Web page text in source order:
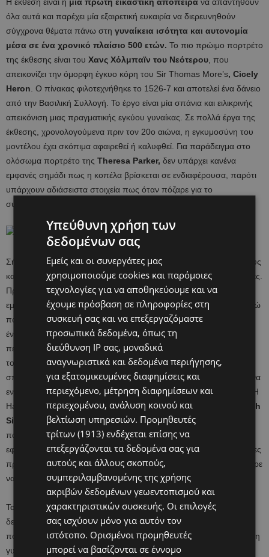
όλα αυτά και παρέχει μία εξαιρετική ευκαιρία να διερευνηθούν
σύγχρονα θέματα πάνω στη γυναίκεια ισότητα και αυτονομία
μέσα σε ένα χρονικό πλαίσιο 500 ετών. Το πιο πρώιμο πορτρέτο
της έκθεσης είναι του Χανς Χόλμπαϊν του Νεότερου , που
απεικονίζει την όμορφη έγκυο κόρη του Sir Thomas More’s, Cicely
Heron . Ο πίνακας φιλοτεχνήθηκε το 1526-7 και αποτελεί ένα δάνειο
από την Βασιλική Συλλογή. Το έργο είναι μία σπάνια και ειλικρινής
απεικόνιση μιας πραγματικής εγκύου γυναίκας. Σε πολλά έργα της
έκθεσης, χρονολογούμενα πριν τον 20ο αιώνα, η εγκυμοσύνη του
μοντέλου έχει σκόπιμα αφαιρεθεί ή καλυφθεί. Για παράδειγμα στο
ολόσωμα πορτρέτο της Theresa Parker, δεν υπάρχει κανένα
εμφανές σημάδι πως η κοπέλα βρίσκεται σε ενδιαφέρουσα, παρότι
υπάρχουν αδιάσειστα στοιχεία πως όταν πόζαρε για το
συγκεκριμένο έργο βρισκόταν σε προχωρημένη εγκυμοσύνη.
Σήμερα, οι γυναίκες έχουν πρόσβαση σε αντισυλληπτικές μεθόδους
και μπορούν να προγραμματίσουν αν ή και πότε θα μείνουν έγκυες.
Πριν την δεκαετία του 1960 πολλές γυναίκες –μεταξύ γάμου και
εμμηνόπαυσης- είχαν ζήσει έναν μεγάλο αριθμό εγκυμοσυνών, ενώ
παράλληλα ο φόβος του θανάτου κατά τον τοκετό ήταν πολύ
έντονος. Πράγματι ήταν συχνό φαινόμενο για μια γυναίκα να
πεθαίνει ενώ έφερνε το παιδί της στον κόσμο. Μέχρι και τις αρχές
του 20ου αιώνα, οι περισσότερες γεννήσεις λάμβαναν χώρο στο
σπίτι, όπου και παρευρίσκονταν διάφορα μέλη της οικογένειας. Ένα
εντυπωσιακό πορτρέτο φιλοτεχνημένο 1814 από τον ζωγράφο G H
Harlow, απεικονίζει την διάσημη -για την εποχή της- ηθοποιό
Sarah
Siddons,
ενώ υποδύεται την Λαίδη Μακμπέθ στο θέατρο και
παράλληλα βρίσκεται σε ενδιαφέρουσα. Η Siddons ήταν μητέρα
εφτά παιδιών. Η γυναίκα ανέβαινε στην σκηνή ακόμα και λίγες μέρες
πριν τον τελευταίο της τοκετό, από τον οποίο ωστόσο δεν κατάφερε
να επιβιώσει.
Το πορτρέτα της Ελισαβετιανής και Ιακωβιανής εποχής που
δείχνουν γυναίκες με εμφανή σημάδια εγκυμοσύνης, όπως το
πορτρέτο τουMarcus Gheeraerts II,που απεικονίζει μία άγνωστη
γυναίκα σε προχωρημένο στάδιο εγκυμοσύνης, εμφανίστηκαν την
Υπεύθυνη χρήση των
δεδομένων σας
Εμείς και οι συνεργάτες μας
χρησιμοποιούμε cookies και παρόμοιες
τεχνολογίες για να αποθηκεύουμε και να
έχουμε πρόσβαση σε πληροφορίες στη
συσκευή σας και να επεξεργαζόμαστε
προσωπικά δεδομένα, όπως τη
διεύθυνση IP σας, μοναδικά
αναγνωριστικά και δεδομένα περιήγησης,
για εξατομικευμένες διαφημίσεις και
περιεχόμενο, μέτρηση διαφημίσεων και
περιεχομένου, ανάλυση κοινού και
βελτίωση υπηρεσιών. Προμηθευτές
τρίτων (1913) ενδέχεται επίσης να
επεξεργάζονται τα δεδομένα σας για
αυτούς και άλλους σκοπούς,
συμπεριλαμβανομένης της χρήσης
ακριβών δεδομένων γεωεντοπισμού και
χαρακτηριστικών συσκευής. Οι επιλογές
σας ισχύουν μόνο για αυτόν τον
ιστότοπο. Ορισμένοι προμηθευτές
μπορεί να βασίζονται σε έννομο